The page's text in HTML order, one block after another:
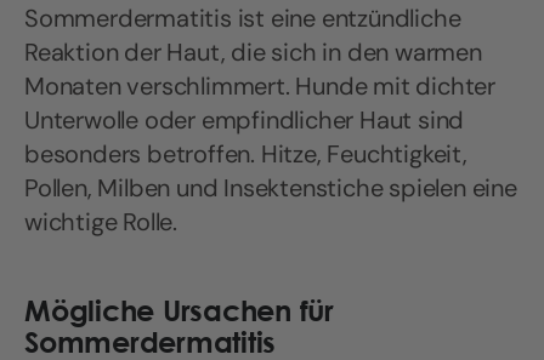
Sommerdermatitis ist eine entzündliche
Reaktion der Haut, die sich in den warmen
Monaten verschlimmert. Hunde mit dichter
Unterwolle oder empfindlicher Haut sind
besonders betroffen. Hitze, Feuchtigkeit,
Pollen, Milben und Insektenstiche spielen eine
wichtige Rolle.
Mögliche Ursachen für
Sommerdermatitis